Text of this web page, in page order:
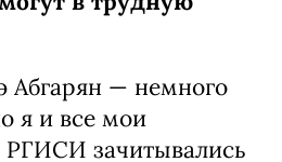
MIUZ DIAMONDS
, пальто